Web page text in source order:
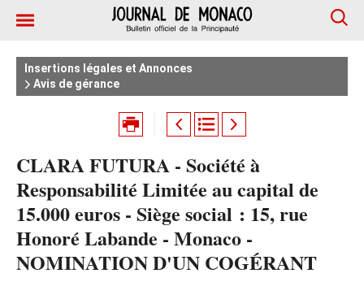
Insertions légales et Annonces
Avis de gérance
CLARA FUTURA - Société à
Responsabilité Limitée au capital de
15.000 euros - Siège social : 15, rue
Honoré Labande - Monaco -
NOMINATION D'UN COGÉRANT